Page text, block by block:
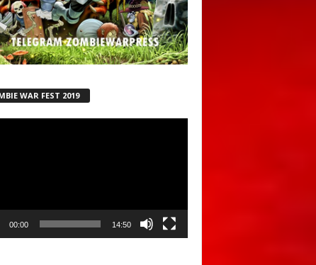
WAR FEST 2019
00:00 14:50